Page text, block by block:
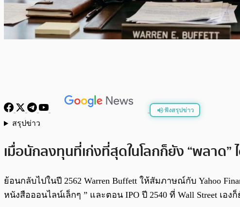
ฟังสรุปข่าว
สรุปข่าว
เมื่อนักลงทุนที่เก่งที่สุดในโลกก็ยัง “พลาด”
ย้อนกลับไปในปี 2562 Warren Buffett ให้สัมภาษณ์กับ Yahoo
หนังสือออนไลน์เล็กๆ ” และตอน IPO ปี 2540 ที่ Wall Street เอง